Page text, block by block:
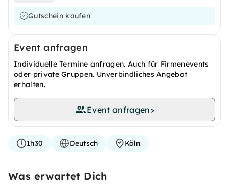
Gutschein kaufen
Event anfragen
Individuelle Termine anfragen. Auch für Firmenevents
oder private Gruppen. Unverbindliches Angebot
erhalten.
Event anfragen>
1h30 Deutsch Köln
Was erwartet Dich